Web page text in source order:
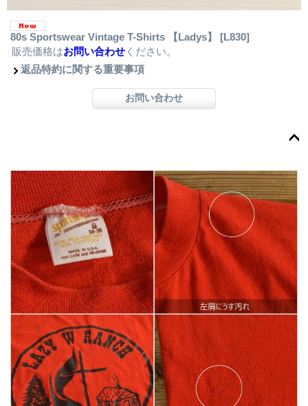
80s Sportswear Vintage T-Shirts 【Ladys】 [L830]
販売価格はお問い合わせ ください。
返品特約に関する重要事項